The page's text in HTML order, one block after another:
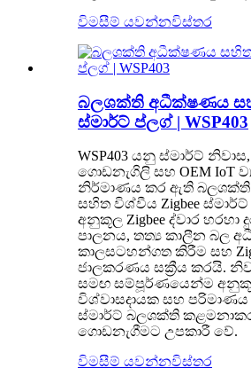
විමසීම් යවන්නවිස්තර
බලශක්ති අධීක්ෂණය
ස්මාර්ට් ප්ලග් | WSP403
WSP403 යනු ස්මාර්ට්
ගොඩනැගිලි සහ OEM IoT
නිර්මාණය කර ඇති
සහිත විශ්වීය Zigbee
අනුකූල Zigbee ද්වාර
පාලනය, තත්‍ය කාලීන බල
කාලසටහන්ගත කිරීම සහ
ජාලකරණය සක්‍රීය කරයි.
සමඟ සම්පූර්ණයෙන්ම අනුකූල
විශ්වාසදායක සහ
ස්මාර්ට් බලශක්ති
ගොඩනැගීමට උපකාරී වේ.
විමසීම් යවන්නවිස්තර